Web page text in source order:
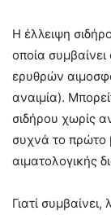
Η έλλειψη
οποία
ερυθρών
αναιμία).
σιδήρου χωρίς
συχνά το πρώτο
αιματολογικής
Γιατί